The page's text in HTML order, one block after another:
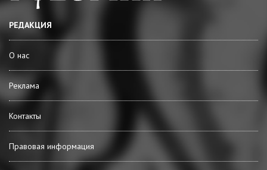
РЕДАКЦИЯ
О нас
Реклама
Контакты
Правовая информация